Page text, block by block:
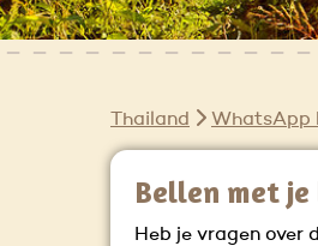
Thailand WhatsApp
Bellen met
Heb je vragen over